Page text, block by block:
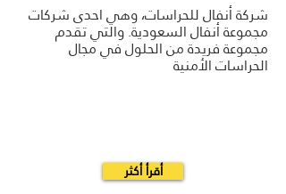
شركة أنفال للحراسات، وهي احدى شركات
مجموعة أنفال السعودية. والتي تقدم
مجموعة فريدة من الحلول في مجال
الحراسات الأمنية
أقرأ أكثر